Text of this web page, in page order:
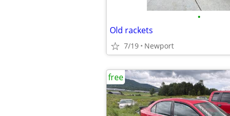
•
Old rackets
7/19 Newport
free